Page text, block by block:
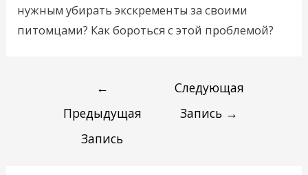
нужным убирать экскременты за своими
питомцами? Как бороться с этой проблемой?
←
Предыдущая
Запись
Следующая
Запись →